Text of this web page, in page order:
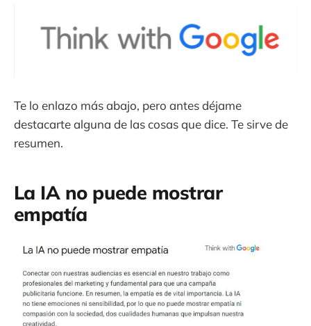
Te lo enlazo más abajo, pero antes déjame
destacarte alguna de las cosas que dice. Te sirve de
resumen.
La IA no puede mostrar
empatía